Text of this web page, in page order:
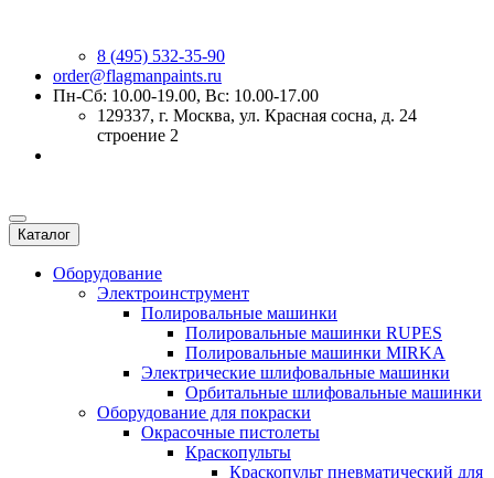
8 (495) 532-35-90
order@flagmanpaints.ru
Пн-Сб: 10.00-19.00, Вс: 10.00-17.00
129337, г. Москва, ул. Красная сосна, д. 24
строение 2
Каталог
Оборудование
Электроинструмент
Полировальные машинки
Полировальные машинки RUPES
Полировальные машинки MIRKA
Электрические шлифовальные машинки
Орбитальные шлифовальные машинки
Оборудование для покраски
Окрасочные пистолеты
Краскопульты
Краскопульт пневматический для